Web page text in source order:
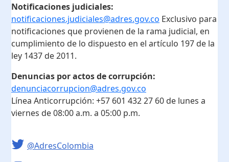
Notificaciones judiciales:
notificaciones.judiciales@adres.gov.co Exclusivo para
notificaciones que provienen de la rama judicial, en
cumplimiento de lo dispuesto en el artículo 197 de la
ley 1437 de 2011.
Denuncias por actos de corrupción:
denunciacorrupcion@adres.gov.co
Línea Anticorrupción: +57 601 432 27 60 de lunes a
viernes de 08:00 a.m. a 05:00 p.m.
@AdresColombia